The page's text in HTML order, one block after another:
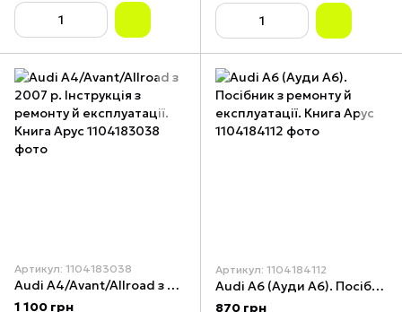
Артикул: 1104183038
Audi A4/Avant/Allroad з 2007 р. Інструкція з ремонту й експлуатації. Книга Арус
1 100 грн
Артикул: 1104184112
Audi A6 (Ауди А6). Посібник з ремонту й експлуатації. Книга Арус
870 грн